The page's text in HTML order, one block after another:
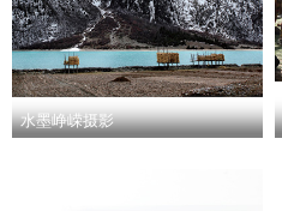
水墨峥嵘摄影